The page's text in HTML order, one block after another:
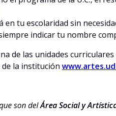
tu escolaridad sin
indicar tu nombre
de las unidades curriculares
la institución
son delÁrea Social y